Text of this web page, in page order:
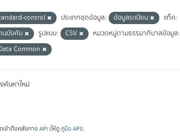
control ประเภทชุดข้อมูล: ข้อมูลระเบียน
แท็ค:
นบังคับ
รูปแบบ: CSV หมวดหมู่ตามธรรมาภิบาลข้อมูล:
Common
ค้นหาใหม่
ข้าถึงคลังทาง API (ให้ดู คู่มือ API).